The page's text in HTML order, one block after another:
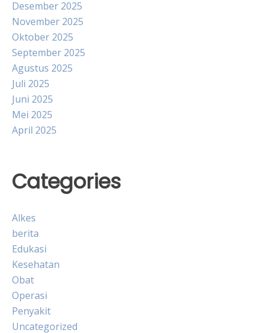
Desember 2025
November 2025
Oktober 2025
September 2025
Agustus 2025
Juli 2025
Juni 2025
Mei 2025
April 2025
Categories
Alkes
berita
Edukasi
Kesehatan
Obat
Operasi
Penyakit
Uncategorized